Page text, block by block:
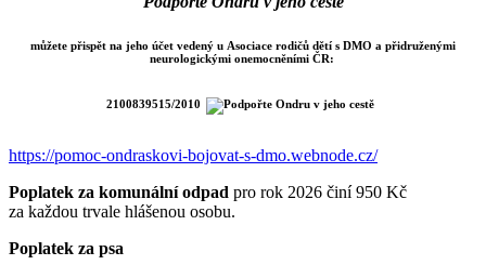
můžete přispět na jeho účet vedený u Asociace rodičů dětí s DMO a přidruženými
neurologickými onemocněními ČR:
2100839515/2010
https://pomoc-ondraskovi-bojovat-s-dmo.webnode.cz/
Poplatek za komunální odpad pro rok 2026 činí 950 Kč
za každou trvale hlášenou osobu.
Poplatek za psa